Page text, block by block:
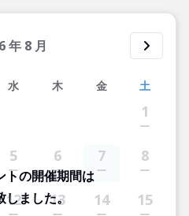
年 8 月
水 木 金 土
1
5 6 7 8
12 13 14 15
トの開催期間は
しました。